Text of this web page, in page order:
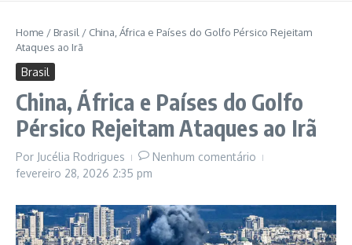
Home / Brasil / China, África e Países do Golfo Pérsico Rejeitam
Ataques ao Irã
Brasil
China, África e Países do Golfo
Pérsico Rejeitam Ataques ao Irã
Por Jucélia Rodrigues
Nenhum comentário
fevereiro 28, 2026 2:35 pm